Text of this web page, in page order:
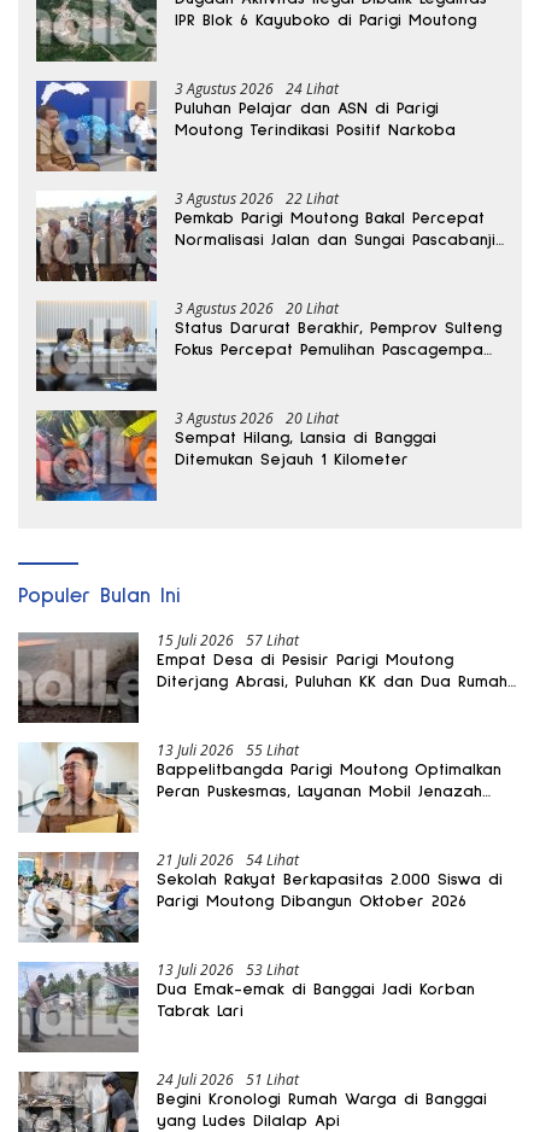
IPR Blok 6 Kayuboko di Parigi Moutong
3 Agustus 2026 24 Lihat
Puluhan Pelajar dan ASN di Parigi
Moutong Terindikasi Positif Narkoba
3 Agustus 2026 22 Lihat
Pemkab Parigi Moutong Bakal Percepat
Normalisasi Jalan dan Sungai Pascabanjir
3 Agustus 2026 20 Lihat
Status Darurat Berakhir, Pemprov Sulteng
Fokus Percepat Pemulihan Pascagempa
3 Agustus 2026 20 Lihat
Sempat Hilang, Lansia di Banggai
Ditemukan Sejauh 1 Kilometer
Populer Bulan Ini
15 Juli 2026 57 Lihat
Empat Desa di Pesisir Parigi Moutong
Diterjang Abrasi, Puluhan KK dan Dua Rumah
13 Juli 2026 55 Lihat
Bappelitbangda Parigi Moutong Optimalkan
Peran Puskesmas, Layanan Mobil Jenazah
21 Juli 2026 54 Lihat
Sekolah Rakyat Berkapasitas 2.000 Siswa di
Parigi Moutong Dibangun Oktober 2026
13 Juli 2026 53 Lihat
Dua Emak-emak di Banggai Jadi Korban
Tabrak Lari
24 Juli 2026 51 Lihat
Begini Kronologi Rumah Warga di Banggai
yang Ludes Dilalap Api